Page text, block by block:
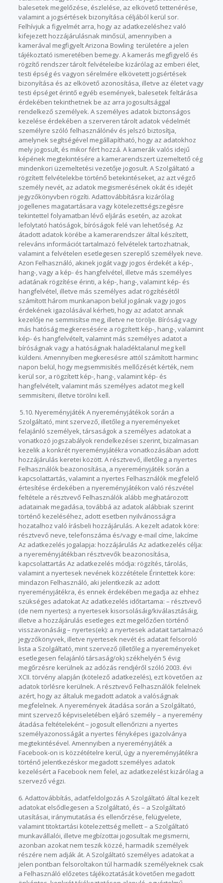
balesetek megelőzése, észlelése, az elkövető tettenérése,
valamint a jogsértések bizonyítása céljából kerül sor.
Felhívjuk a figyelmét arra, hogy az adatkezeléshez való
kifejezett hozzájárulásnak minősül, amennyiben a
kamerával megfigyelt Arizona Bowling területére a jelen
tájékoztató ismeretében bemegy. A kamerás megfigyelő és
rögzítő rendszer tárolt felvételeibe kizárólag az emberi élet,
testi épség és vagyon sérelmére elkövetett jogsértések
bizonyítása és az elkövető azonosítása, illetve az életet vagy
testi épséget érintő egyéb események, balesetek feltárása
érdekében tekinthetnek be az arra jogosultsággal
rendelkező személyek. A személyes adatok biztonságos
kezelése érdekében a szerveren tárolt adatok védelmét
személyre szóló felhasználónév és jelszó biztosítja,
amelynek segítségével megállapítható, hogy az adatokhoz
mely jogosult, és mikor fért hozzá. A kamerák valós idejű
képének megtekintésére a kamerarendszert üzemeltető cég
mindenkori üzemeltetési vezetője jogosult. A Szolgáltató a
rögzített felvételekbe történő betekintéseket, az azt végző
személy nevét, az adatok megismerésének okát és idejét
jegyzőkönyvben rögzíti. Adattovábbításra kizárólag
jogellenes magatartásara vagy kötelezettségszegésre
tekintettel folyamatban lévő eljárás esetén, az azokat
lefolytató hatóságok, bíróságok felé van lehetőség. Az
átadott adatok körébe a kamerarendszer által készített,
releváns információt tartalmazó felvételek tartozhatnak,
valamint a felvételen esetlegesen szereplő személyek neve.
Azon Felhasználó, akinek jogát vagy jogos érdekét a kép-,
hang-, vagy a kép- és hangfelvétel, illetve más személyes
adatának rögzítése érinti, a kép-, hang-, valamint kép- és
hangfelvétel, illetve más személyes adat rögzítésétől
számított három munkanapon belül jogának vagy jogos
érdekének igazolásával kérheti, hogy az adatot annak
kezelője ne semmisítse meg, illetve ne törölje. Bíróság vagy
más hatóság megkeresésére a rögzített kép-, hang-, valamint
kép- és hangfelvételt, valamint más személyes adatot a
bíróságnak vagy a hatóságnak haladéktalanul meg kell
küldeni. Amennyiben megkeresésre attól számított harminc
napon belül, hogy megsemmisítés mellőzését kérték, nem
kerül sor, a rögzített kép-, hang-, valamint kép- és
hangfelvételt, valamint más személyes adatot meg kell
semmisíteni, illetve törölni kell.
5.10. Nyereményjáték A nyereményjátékok során a
Szolgáltató, mint szervező, illetőleg a nyereményeket
felajánló személyek, társaságok a személyes adatokat a
vonatkozó jogszabályok rendelkezései szerint, bizalmasan
kezelik a konkrét nyereményjátékra vonatkozásában adott
hozzájárulás keretei között. A résztvevő, illetőleg a nyertes
Felhasználók beazonosítása, a nyereményjáték során a
kapcsolattartás, valamint a nyertes Felhasználók megfelelő
értesítése érdekében a nyereményjátékon való részvétel
feltétele a résztvevő Felhasználók alább meghatározott
adatainak megadása, továbbá az adatok alábbiak szerint
történő kezeléséhez, adott esetben nyilvánosságra
hozatalhoz való írásbeli hozzájárulás. A kezelt adatok köre:
résztvevő neve, telefonszáma és/vagy e-mail címe, lakcíme
Az adatkezelés jogalapja: hozzájárulás Az adatkezelés célja:
a nyereményjátékban résztvevők beazonosítása,
kapcsolattartás Az adatkezelés módja: rögzítés, tárolás,
valamint a nyertesek nevének közzététele Érintettek köre:
mindazon Felhasználó, aki jelentkezik az adott
nyereményjátékra, és ennek érdekében megadja az ehhez
szükséges adatokat Az adatkezelés időtartama: – résztvevő
(de nem nyertes): a nyertesek kisorsolásáig/kiválasztásáig,
illetve a hozzájárulás esetleges ezt megelőzően történő
visszavonásáig – nyertes(ek): a nyertesek adatait tartalmazó
jegyzőkönyvek, illetve nyertesek nevét és adatait felsoroló
lista a Szolgáltató, mint szervező (illetőleg a nyereményeket
esetlegesen felajánló társaság/ok) székhelyén 5 évig
megőrzésre kerülnek az adózás rendjéről szóló 2003. évi
XCII. törvény alapján (kötelező adatkezelés), ezt követően az
adatok törlésre kerülnek. A résztvevő Felhasználók felelnek
azért, hogy az általuk megadott adatok a valóságnak
megfelelnek. A nyeremények átadása során a Szolgáltató,
mint szervező képviseletében eljáró személy – a nyeremény
átadása feltételeként – jogosult ellenőrizni a nyertes
személyazonosságát a nyertes fényképes igazolványa
megtekintésével. Amennyiben a nyereményjáték a
Facebook-on is közzétételre kerül, úgy a nyereményjátékra
történő jelentkezéskor megadott személyes adatok
kezelésért a Facebook nem felel, az adatkezelést kizárólag a
szervező végzi.
6. Adattovábbítás, adatfeldolgozás A Szolgáltató által kezelt
adatokat elsődlegesen a Szolgáltató, és – a Szolgáltató
utasításai, iránymutatása és ellenőrzése, felügyelete,
valamint titoktartási kötelezettség mellett – a Szolgáltató
munkavállalói, illetve megbízottai jogosultak megismerni,
azonban azokat nem teszik közzé, harmadik személyek
részére nem adják át. A Szolgáltató személyes adatokat a
jelen pontban felsoroltakon túl harmadik személyeknek csak
a Felhasználó előzetes tájékoztatását követően megadott